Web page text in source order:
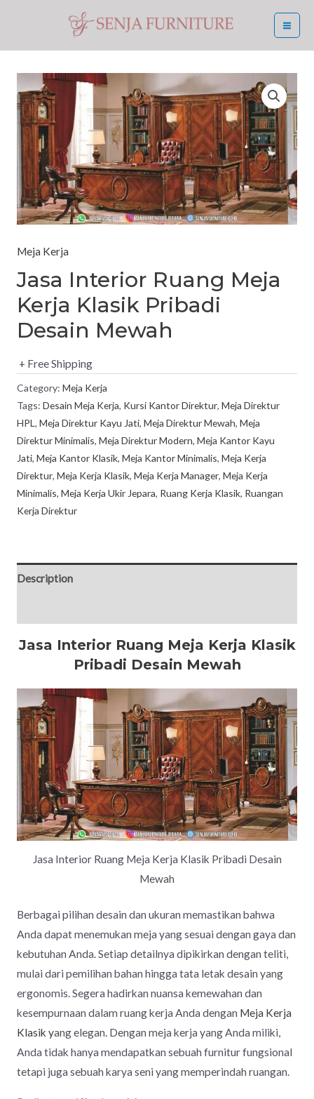
content
Meja Kerja
Jasa Interior Ruang Meja
Kerja Klasik Pribadi
Desain Mewah
+ Free Shipping
Category: Meja Kerja
Tags: Desain Meja Kerja, Kursi Kantor Direktur, Meja Direktur
HPL , Meja Direktur Kayu Jati, Meja Direktur Mewah, Meja
Direktur Minimalis, Meja Direktur Modern, Meja Kantor Kayu
Jati, Meja Kantor Klasik, Meja Kantor Minimalis, Meja Kerja
Direktur, Meja Kerja Klasik, Meja Kerja Manager, Meja Kerja
Minimalis, Meja Kerja Ukir Jepara, Ruang Kerja Klasik, Ruangan
Kerja Direktur
Description
Jasa Interior Ruang Meja Kerja Klasik
Pribadi Desain Mewah
Jasa Interior Ruang Meja Kerja Klasik Pribadi Desain
Mewah
Berbagai pilihan desain dan ukuran memastikan bahwa
Anda dapat menemukan meja yang sesuai dengan gaya dan
kebutuhan Anda. Setiap detailnya dipikirkan dengan teliti,
mulai dari pemilihan bahan hingga tata letak desain yang
ergonomis. Segera hadirkan nuansa kemewahan dan
kesempurnaan dalam ruang kerja Anda dengan Meja Kerja
Klasik yang elegan. Dengan meja kerja yang Anda miliki,
Anda tidak hanya mendapatkan sebuah furnitur fungsional
tetapi juga sebuah karya seni yang memperindah ruangan.